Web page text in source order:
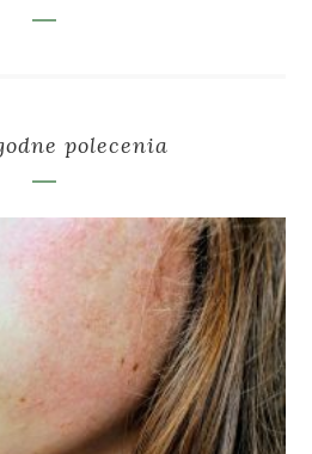
polecenia